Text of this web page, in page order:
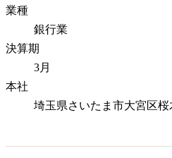
業種
銀行業
決算期
3月
本社
埼玉県さいたま市大宮区桜